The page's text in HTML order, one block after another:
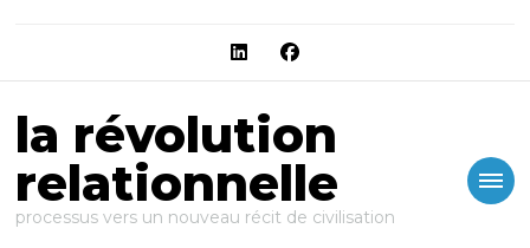
la révolution
relationnelle
processus vers un nouveau récit de civilisation